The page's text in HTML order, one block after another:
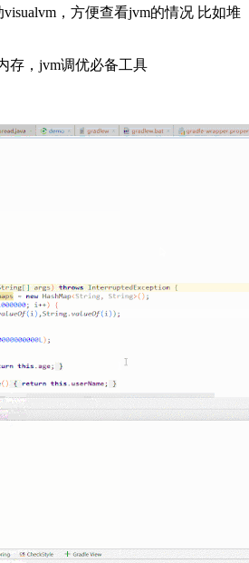
，方便查看jvm的情况 比如堆
存，jvm调优必备工具